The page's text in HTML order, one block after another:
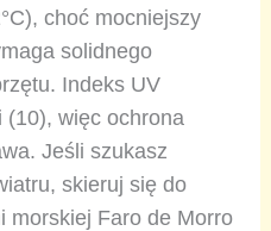
choć mocniejszy
solidnego
Indeks UV
(10), więc ochrona
Jeśli szukasz
skieruj się do
morskiej Faro de Morro